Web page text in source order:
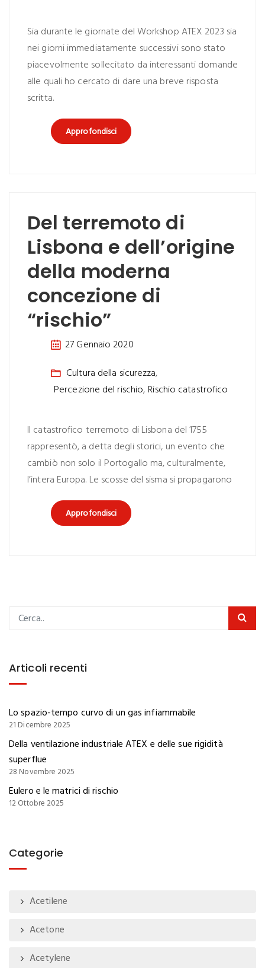
Sia durante le giornate del Workshop ATEX 2023 sia
nei giorni immediatamente successivi sono stato
piacevolmente sollecitato da interessanti domande
alle quali ho cercato di dare una breve risposta
scritta.
Approfondisci
Del terremoto di
Lisbona e dell’origine
della moderna
concezione di
“rischio”
27 Gennaio 2020
Cultura della sicurezza,
Percezione del rischio, Rischio catastrofico
Il catastrofico terremoto di Lisbona del 1755
rappresentò, a detta degli storici, un evento che
cambiò non solo il Portogallo ma, culturalmente,
l’intera Europa. Le scosse del sisma si propagarono
Approfondisci
Articoli recenti
Lo spazio-tempo curvo di un gas infiammabile
21 Dicembre 2025
Della ventilazione industriale ATEX e delle sue rigidità
superflue
28 Novembre 2025
Eulero e le matrici di rischio
12 Ottobre 2025
Categorie
Acetilene
Acetone
Acetylene